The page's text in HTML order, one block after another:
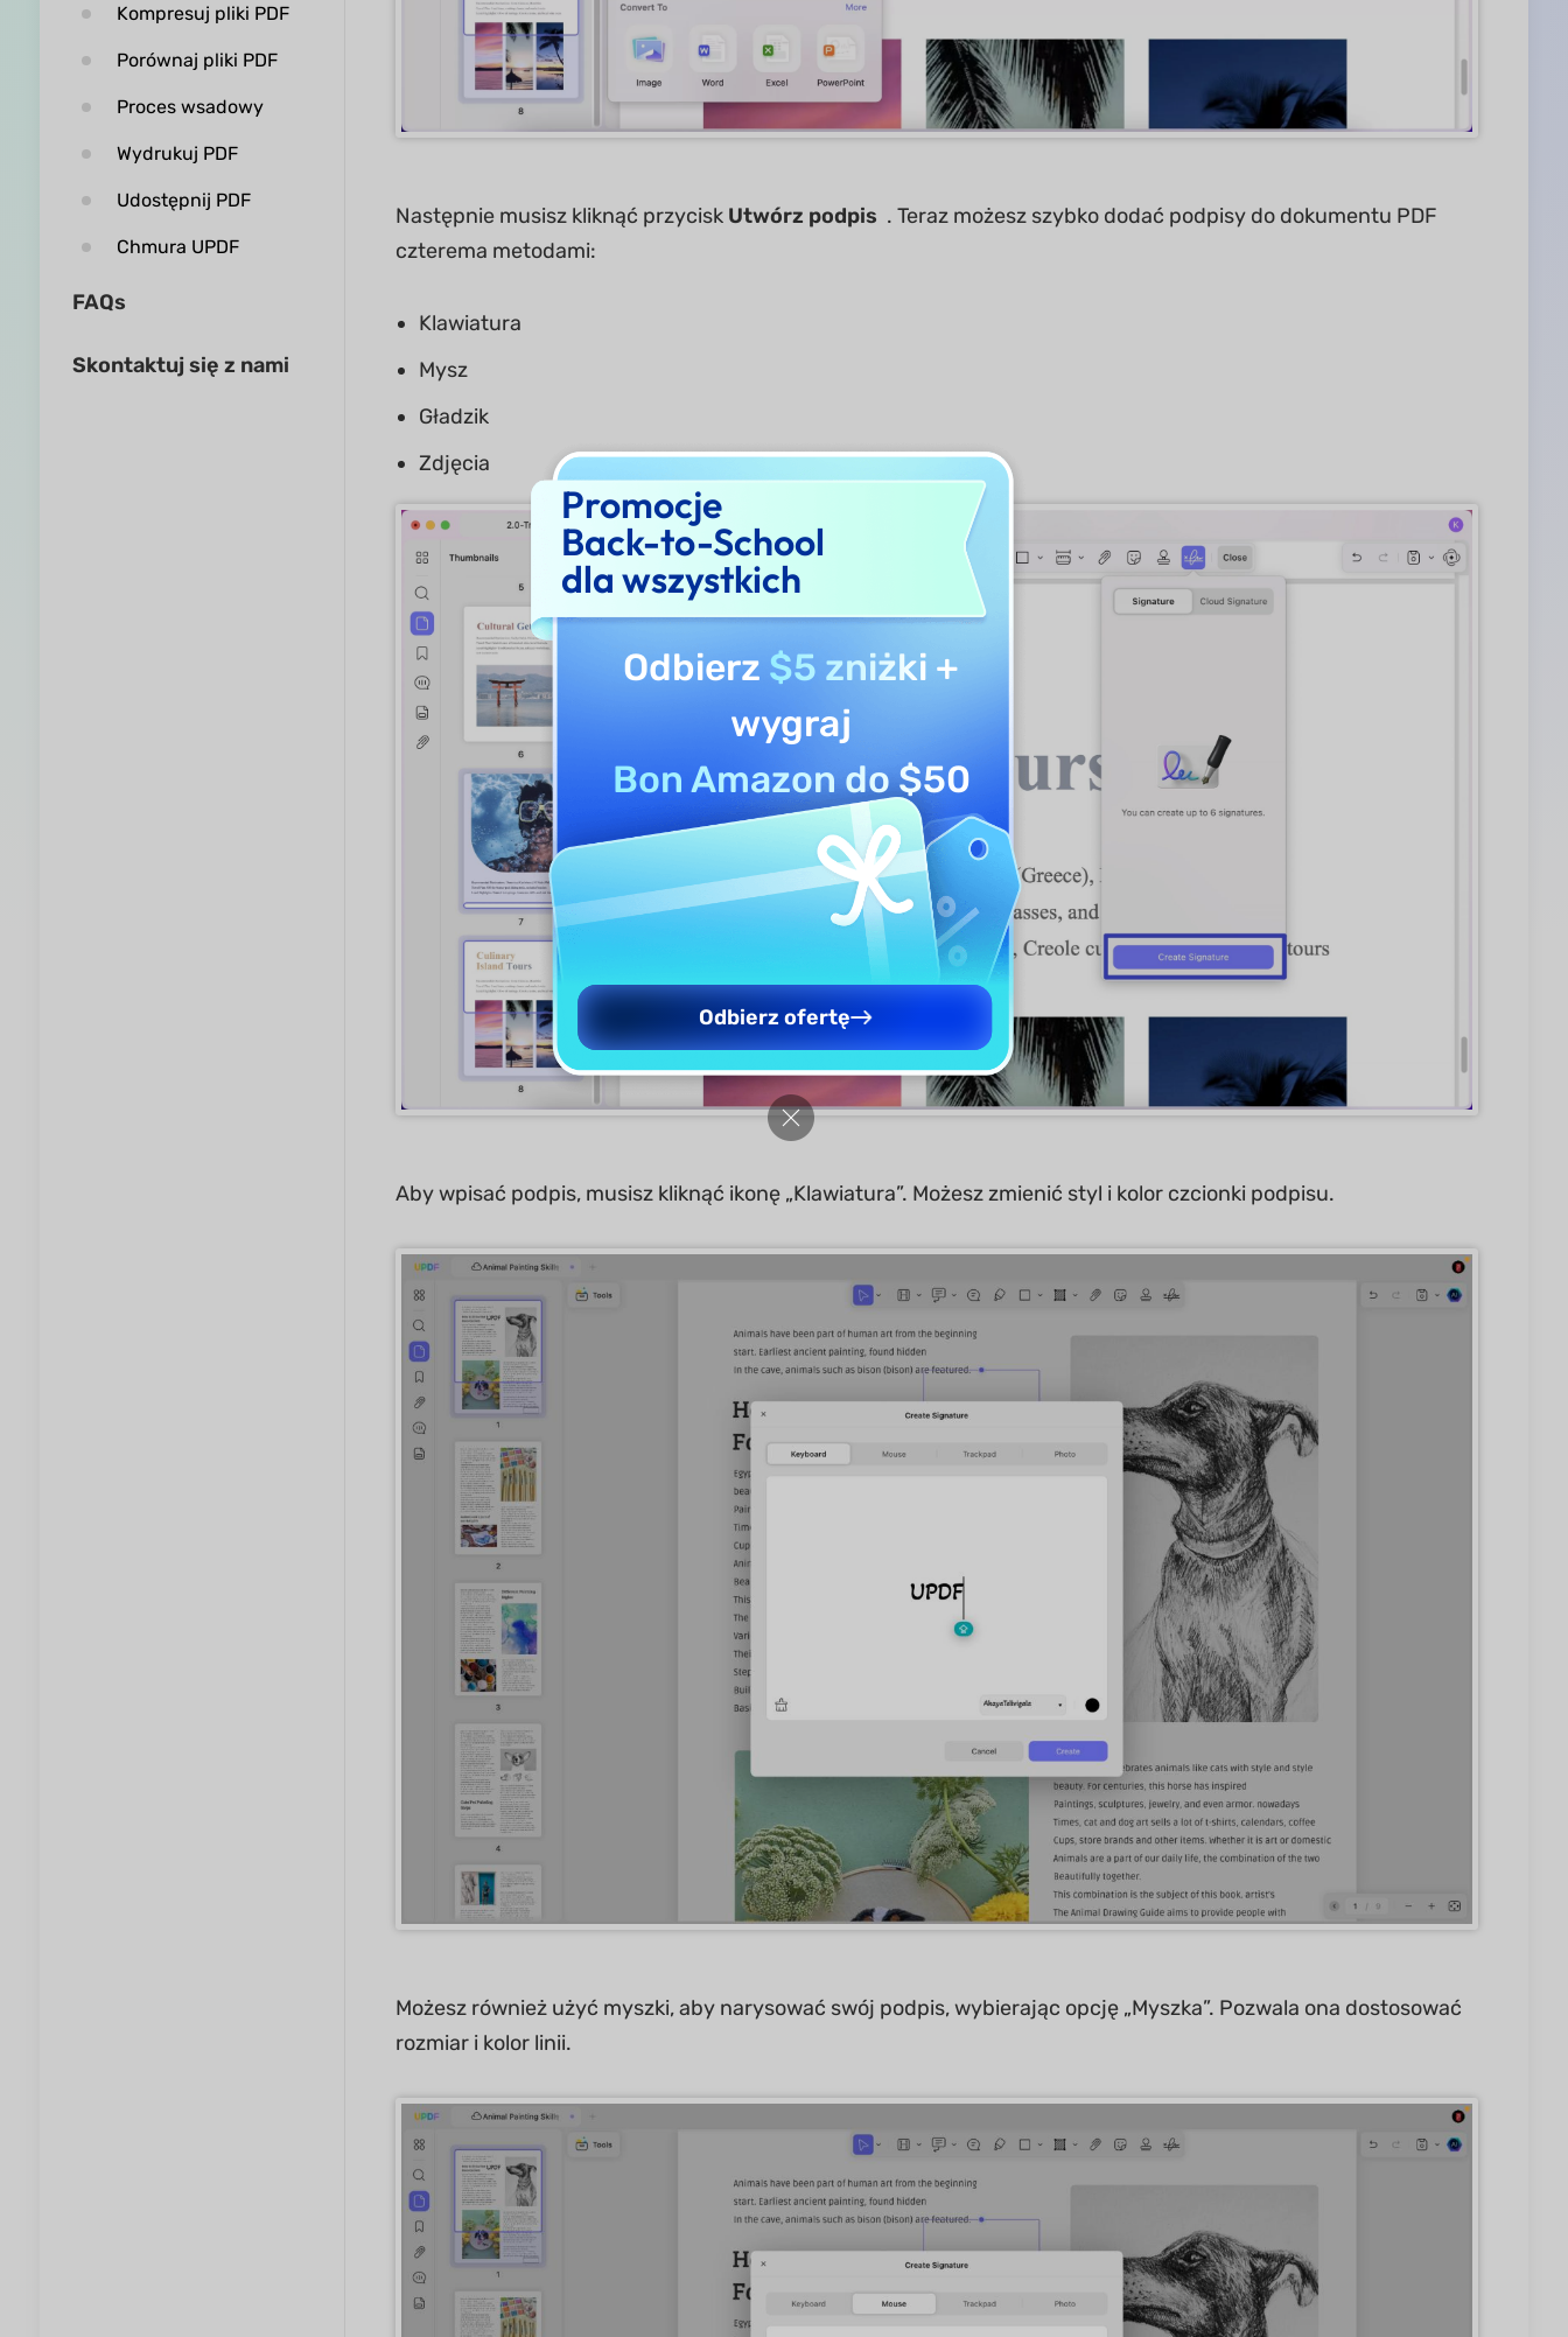
Kompresuj pliki PDF
Porównaj pliki PDF
Proces wsadowy
Wydrukuj PDF
Udostępnij PDF
Chmura UPDF
FAQs
Skontaktuj się z nami
Następnie musisz kliknąć przycisk Utwórz podpis . Teraz możesz szybko dodać podpisy do dokumentu PDF
czterema metodami:
Klawiatura
Mysz
Gładzik
Zdjęcia
Aby wpisać podpis, musisz kliknąć ikonę „Klawiatura”. Możesz zmienić styl i kolor czcionki podpisu.
Możesz również użyć myszki, aby narysować swój podpis, wybierając opcję „Myszka”. Pozwala ona dostosować
rozmiar i kolor linii.
Promocje
Back-to-School
dla wszystkich
Odbierz $5 zniżki +
wygraj
Bon Amazon do $50
Odbierz ofertę